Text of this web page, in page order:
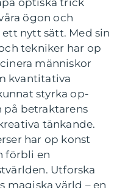
ögon och
nytt sätt. Med sin
tekniker har op
människor
kvantitativa
styrka op-
på betraktarens
tänkande.
har op konst
förbli en
Utforska
magiska värld – en